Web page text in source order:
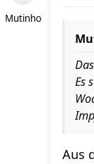
Mutinho
Es
Aus